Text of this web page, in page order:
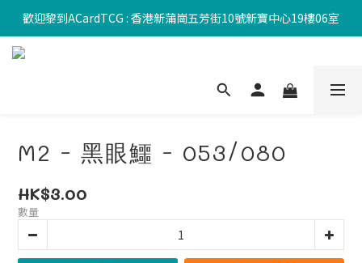
歡迎黎到ACardTCG : 香港新蒲崗五芳街10號新寶中心19樓06室
M2 - 黑眼鱷 - 053/080
HK$3.00
數量